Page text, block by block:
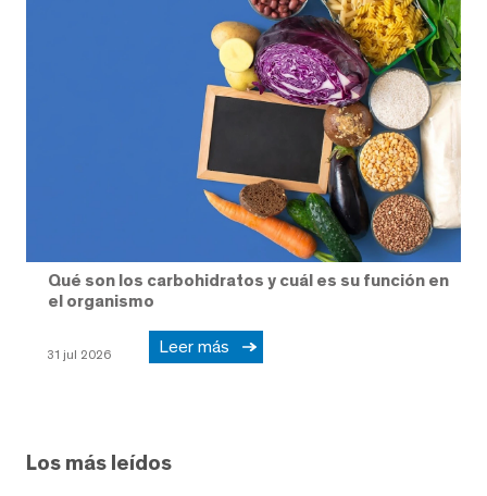
Qué son los carbohidratos y cuál es su función en
el organismo
31 jul 2026 Leer más
Los más leídos